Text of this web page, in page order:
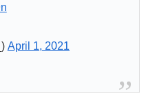
April 1, 2021